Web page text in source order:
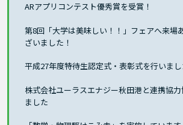
ARアプリコンテスト優秀賞を受賞！
第8回「大学は美味しい！！」フェアへ来場
ざいました！
平成27年度特待生認定式・表彰式を行いま
株式会社ユーラスエナジー秋田港と連携協
ました